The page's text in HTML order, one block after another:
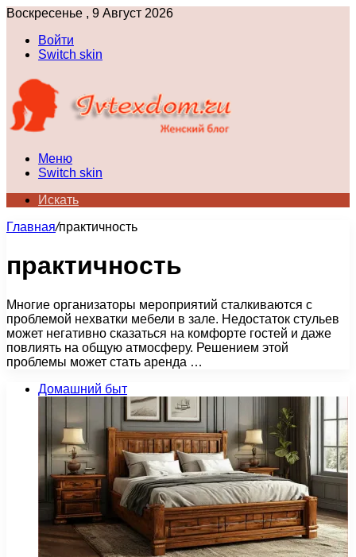
Воскресенье , 9 Август 2026
Войти
Switch skin
Меню
Switch skin
Искать
Главная/практичность
практичность
Многие организаторы мероприятий сталкиваются с
проблемой нехватки мебели в зале. Недостаток стульев
может негативно сказаться на комфорте гостей и даже
повлиять на общую атмосферу. Решением этой
проблемы может стать аренда …
Домашний быт